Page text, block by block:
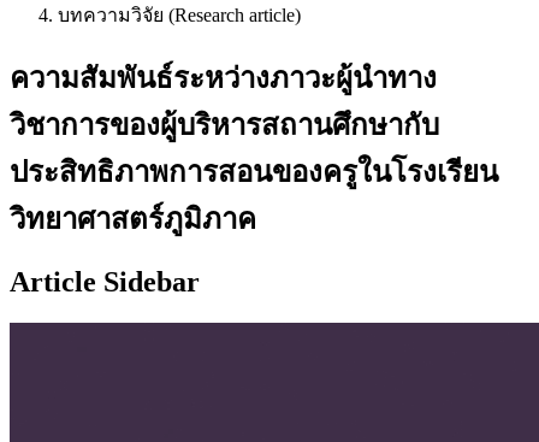
บทความวิจัย (Research article)
ความสัมพันธ์ระหว่างภาวะผู้นำทาง
วิชาการของผู้บริหารสถานศึกษากับ
ประสิทธิภาพการสอนของครูในโรงเรียน
วิทยาศาสตร์ภูมิภาค
Article Sidebar